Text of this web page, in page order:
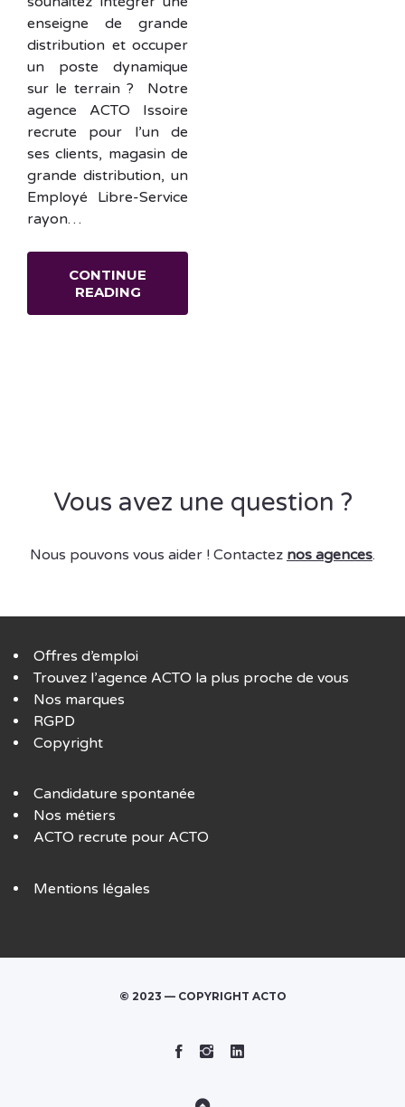
enseigne de grande
distribution et occuper
un poste dynamique
sur le terrain ? Notre
agence ACTO Issoire
recrute pour l’un de
ses clients, magasin de
grande distribution, un
Employé Libre-Service
rayon…
CONTINUE
READING
Vous avez une question ?
Nous pouvons vous aider ! Contactez nos agences.
Offres d’emploi
Trouvez l’agence ACTO la plus proche de vous
Nos marques
RGPD
Copyright
Candidature spontanée
Nos métiers
ACTO recrute pour ACTO
Mentions légales
© 2023 — COPYRIGHT ACTO
Facebook
Instagram
Linked